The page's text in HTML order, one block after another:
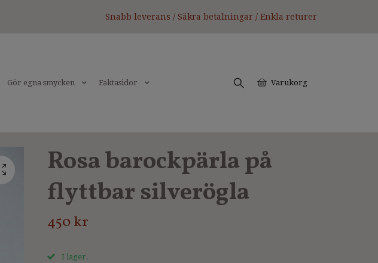
Snabb leverans / Säkra betalningar / Enkla returer
Gör egna smycken Faktasidor Varukorg
Rosa barockpärla på
flyttbar silverögla
450 kr
I lager.